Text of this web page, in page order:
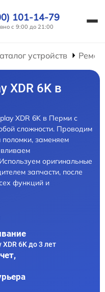
101-14-79
с 9:00 до 21:00
устройств
XDR 6K в
XDR 6K в Перми с
сложности. Проводим
поломки, заменяем
оригинальные
запчасти, после
функций и
6K до 3 лет